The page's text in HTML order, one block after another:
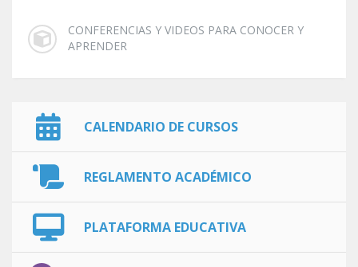
CONFERENCIAS Y VIDEOS PARA CONOCER Y
APRENDER
CALENDARIO DE CURSOS
REGLAMENTO ACADÉMICO
PLATAFORMA EDUCATIVA